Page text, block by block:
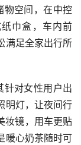
物空间，在中控
巾盒，车内前
满足全家出行所
针对女性用户出
明灯，让夜间行
妆镜，用车更贴
暖心奶茶随时可